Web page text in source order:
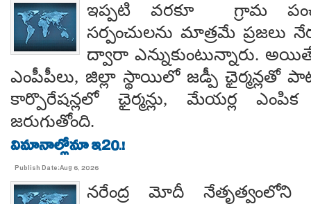
ఇప్పటి వరకూ గ్రామ
సర్పంచులను మాత్రమే ప్రజలు
ద్వారా ఎన్నుకుంటున్నారు.
ఎంపీపీలు, జిల్లా స్థాయిలో జడ్పీ ఛైర్మన్లతో
కార్పొరేషన్లలో ఛైర్మన్లు, మేయర్ల ఎంపిక
జరుగుతోంది.
విమానాల్లోనూ ఇ20.!
Publish Date:Aug 6, 2026
నరేంద్ర మోదీ నేతృత్వంలోని